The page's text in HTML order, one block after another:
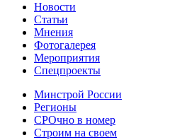
Новости
Статьи
Мнения
Фотогалерея
Мероприятия
Спецпроекты
Минстрой России
Регионы
СРОчно в номер
Строим на своем